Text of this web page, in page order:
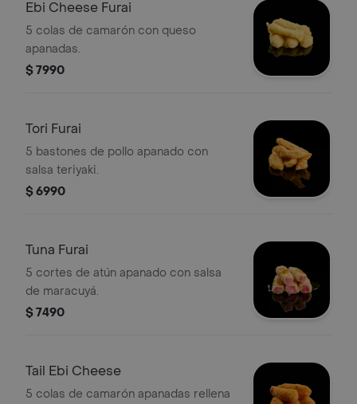
Ebi Cheese Furai
5 colas de camarón con queso
apanadas.
$ 7990
Tori Furai
5 bastones de pollo apanado con
salsa teriyaki.
$ 6990
Tuna Furai
5 cortes de atún apanado con salsa
de maracuyá.
$ 7490
Tail Ebi Cheese
5 colas de camarón apanadas rellena